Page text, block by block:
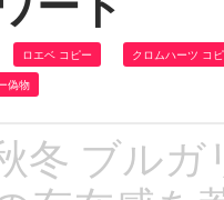
ロエベ コピー クロムハーツ コ
偽物
冬 ブル